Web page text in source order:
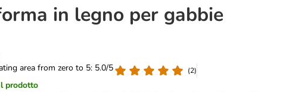
in legno per gabbie
area from zero to 5: 5.0/5
(2)
prodotto